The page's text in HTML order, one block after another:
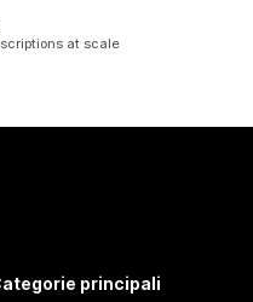
at scale
principali